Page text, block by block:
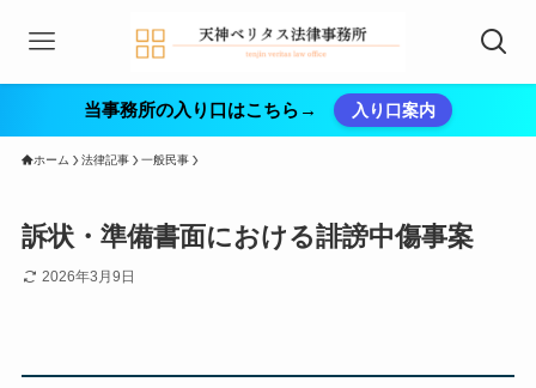
当事務所の入り口はこちら→ 入り口案内
ホーム 法律記事 一般民事
訴状・準備書面における誹謗中傷事案
2026年3月9日